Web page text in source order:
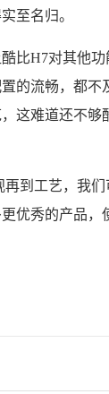
至名归。
比H7对其他
的流畅，都
这难道还不
到工艺，我
优秀的产品，